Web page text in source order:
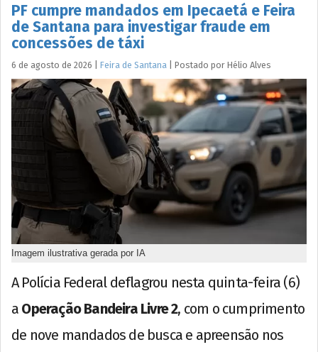
PF cumpre mandados em Ipecaetá e Feira
de Santana para investigar fraude em
concessões de táxi
6 de agosto de 2026 Feira de Santana Postado por Hélio Alves
Imagem ilustrativa gerada por IA
A Polícia Federal deflagrou nesta quinta-feira (6)
a Operação Bandeira Livre 2, com o cumprimento
de nove mandados de busca e apreensão nos